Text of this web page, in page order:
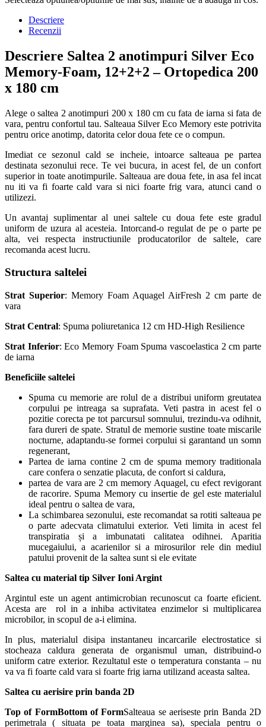
Descriere
Recenzii
Descriere Saltea 2 anotimpuri Silver Eco
Memory-Foam, 12+2+2 – Ortopedica 200
x 180 cm
Alege o saltea 2 anotimpuri 200 x 180 cm cu fata de iarna si fata de
vara, pentru confortul tau. Salteaua Silver Eco Memory este potrivita
pentru orice anotimp, datorita celor doua fete ce o compun.
Imediat ce sezonul cald se incheie, intoarce salteaua pe partea
destinata sezonului rece. Te vei bucura, in acest fel, de un confort
superior in toate anotimpurile. Salteaua are doua fete, in asa fel incat
nu iti va fi foarte cald vara si nici foarte frig vara, atunci cand o
utilizezi.
Un avantaj suplimentar al unei saltele cu doua fete este gradul
uniform de uzura al acesteia. Intorcand-o regulat de pe o parte pe
alta, vei respecta instructiunile producatorilor de saltele, care
recomanda acest lucru.
Structura saltelei
Strat Superior: Memory Foam Aquagel AirFresh 2 cm parte de
vara
Strat Central: Spuma poliuretanica 12 cm HD-High Resilience
Strat Inferior: Eco Memory Foam Spuma vascoelastica 2 cm parte
de iarna
Beneficiile saltelei
Spuma cu memorie are rolul de a distribui uniform greutatea
corpului pe intreaga sa suprafata. Veti pastra in acest fel o
pozitie corecta pe tot parcursul somnului, trezindu-va odihnit,
fara dureri de spate. Stratul de memorie sustine toate miscarile
nocturne, adaptandu-se formei corpului si garantand un somn
regenerant,
Partea de iarna contine 2 cm de spuma memory traditionala
care confera o senzatie placuta, de confort si caldura,
partea de vara are 2 cm memory Aquagel, cu efect revigorant
de racorire. Spuma Memory cu insertie de gel este materialul
ideal pentru o saltea de vara,
La schimbarea sezonului, este recomandat sa rotiti salteaua pe
o parte adecvata climatului exterior. Veti limita in acest fel
transpiratia și a imbunatati calitatea odihnei. Aparitia
mucegaiului, a acarienilor si a mirosurilor rele din mediul
patului provenit de la saltea sunt si ele evitate
Saltea cu material tip Silver Ioni Argint
Argintul este un agent antimicrobian recunoscut ca foarte eficient.
Acesta are rol in a inhiba activitatea enzimelor si multiplicarea
microbilor, in scopul de a-i elimina.
In plus, materialul disipa instantaneu incarcarile electrostatice si
stocheaza caldura generata de organismul uman, distribuind-o
uniform catre exterior. Rezultatul este o temperatura constanta – nu
va va fi foarte cald vara si foarte frig iarna utilizand aceasta saltea.
Saltea cu aerisire prin banda 2D
Top of FormBottom of FormSalteaua se aeriseste prin Banda 2D
perimetrala ( situata pe toata marginea sa), speciala pentru o